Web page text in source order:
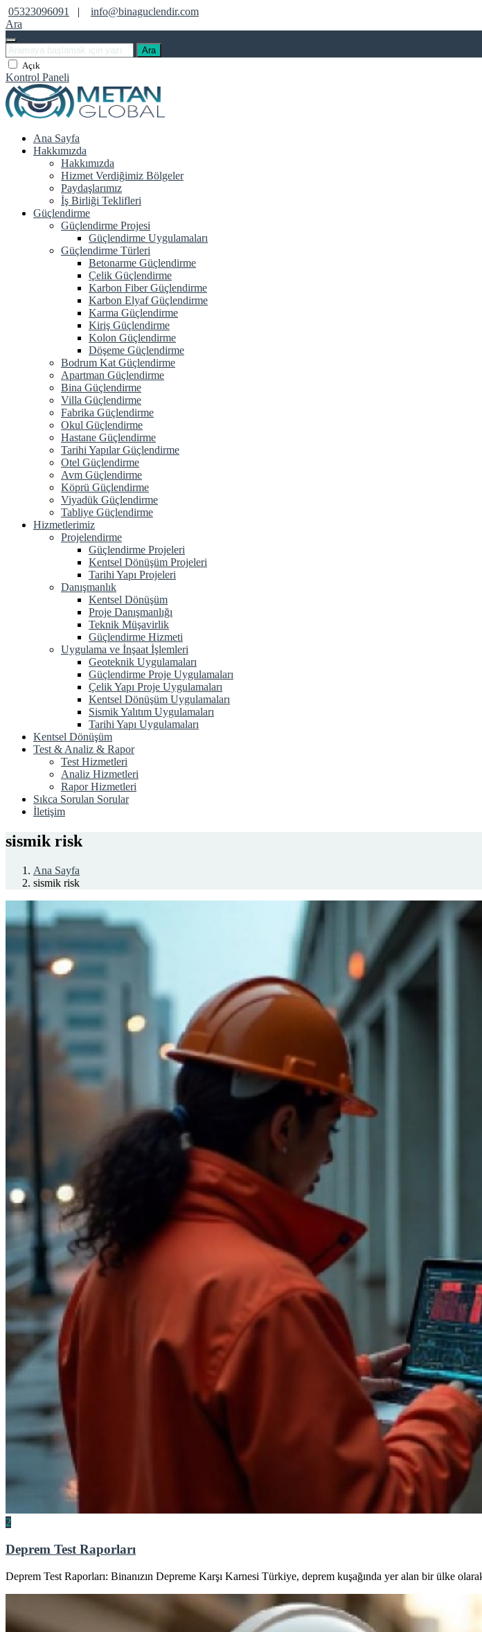
05323096091 |
info@binaguclendir.com
Ara
Ara
Açık
Kontrol Paneli
Ana Sayfa
Hakkımızda
Hakkımızda
Hizmet Verdiğimiz Bölgeler
Paydaşlarımız
İş Birliği Teklifleri
Güçlendirme
Güçlendirme Projesi
Güçlendirme Uygulamaları
Güçlendirme Türleri
Betonarme Güçlendirme
Çelik Güçlendirme
Karbon Fiber Güçlendirme
Karbon Elyaf Güçlendirme
Karma Güçlendirme
Kiriş Güçlendirme
Kolon Güçlendirme
Döşeme Güçlendirme
Bodrum Kat Güçlendirme
Apartman Güçlendirme
Bina Güçlendirme
Villa Güçlendirme
Fabrika Güçlendirme
Okul Güçlendirme
Hastane Güçlendirme
Tarihi Yapılar Güçlendirme
Otel Güçlendirme
Avm Güçlendirme
Köprü Güçlendirme
Viyadük Güçlendirme
Tabliye Güçlendirme
Hizmetlerimiz
Projelendirme
Güçlendirme Projeleri
Kentsel Dönüşüm Projeleri
Tarihi Yapı Projeleri
Danışmanlık
Kentsel Dönüşüm
Proje Danışmanlığı
Teknik Müşavirlik
Güçlendirme Hizmeti
Uygulama ve İnşaat İşlemleri
Geoteknik Uygulamaları
Güçlendirme Proje Uygulamaları
Çelik Yapı Proje Uygulamaları
Kentsel Dönüşüm Uygulamaları
Sismik Yalıtım Uygulamaları
Tarihi Yapı Uygulamaları
Kentsel Dönüşüm
Test & Analiz & Rapor
Test Hizmetleri
Analiz Hizmetleri
Rapor Hizmetleri
Sıkca Sorulan Sorular
İletişim
sismik risk
Ana Sayfa
sismik risk
2
Deprem Test Raporları
Deprem Test Raporları: Binanızın Depreme Karşı Karnesi Türkiye, deprem kuşağında yer alan bir ülke